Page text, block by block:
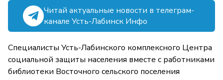
Читай актуальные новости в телеграм-
канале Усть-Лабинск Инфо
Специалисты Усть-Лабинского комплексного Центра
социальной защиты населения вместе с работниками
библиотеки Восточного сельского поселения